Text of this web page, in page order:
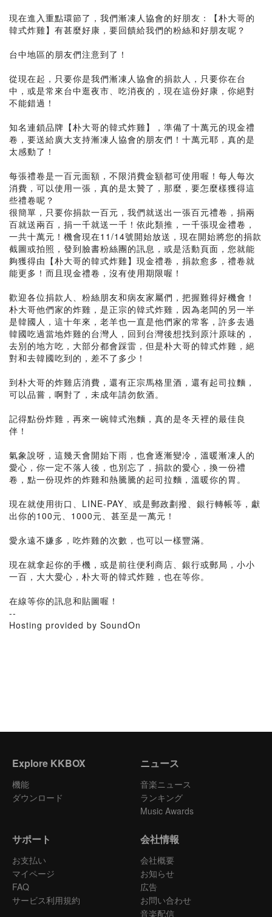
現在進入重點環節了，我們漸凍人協會的好朋友：【朴大哥的
韓式炸雞】有甚麼好康，要回饋給我們的粉絲和好朋友呢？
台中地區的朋友們注意到了！
從現在起，只要你是我們漸凍人協會的捐款人，只要你在台
中，或是常來台中逛夜市、吃消夜的，現在這份好康，你絕對
不能錯過！
知名連鎖品牌【朴大哥的韓式炸雞】，準備了十萬元的現金禮
卷，要送給廣大支持漸凍人協會的朋友們！十萬元耶，真的是
太感動了！
每張禮卷是一百元面額，不限消費金額都可使用喔！每人每次
消費，可以使用一張，真的是太贊了，那麼，要怎麼樣獲得這
些禮卷呢？
很簡單，只要你捐款一百元，我們就送出一張百元禮卷，捐兩
百就送兩百，捐一千就送一千！依此類推，一千張現金禮卷，
一共十萬元！機會現在11/14號開始放送，現在開始將您的捐款
截圖或拍照，發到臉書粉絲團的訊息，或是活動頁面，您就能
夠獲得由【朴大哥的韓式炸雞】現金禮卷，捐款愈多，禮卷就
能更多！而且現金禮卷，沒有使用期限喔！
歡迎各位捐款人、粉絲朋友和病友家屬們，把握難得好機會！
朴大哥他們家的炸雞，是正宗的韓式炸雞，因為老闆的另一半
是韓國人，這十年來，老羊也一直是他們家的常客，許多去過
韓國吃過當地炸雞的台灣人，回到台灣後想找到原汁原味的，
去別的地方吃，大部分都會踩雷，但是朴大哥的韓式炸雞，絕
對和去韓國吃到的，差不了多少！
到朴大哥的炸雞店消費，還有正宗馬格里酒，還有起司拉麵，
可以品嘗，啊對了，未成年請勿飲酒。
記得點份炸雞，再來一碗韓式泡麵，真的是冬天裡的最佳良
伴！
氣象說呀，這幾天會開始下雨，也會逐漸變冷，溫暖漸凍人的
愛心，你一定不落人後，也別忘了，捐款的愛心，換一份禮
卷，點一份現炸的炸雞和熱騰騰的起司拉麵，溫暖你的胃。
現在就使用街口、LINE-PAY、或是郵政劃撥、銀行轉帳等，獻
出你的100元、1000元、甚至是一萬元！
愛永遠不嫌多，吃炸雞的次數，也可以一樣豐滿。
現在就拿起你的手機，或是前往便利商店、銀行或郵局，小小
一百，大大愛心，朴大哥的韓式炸雞，也在等你。
在線等你的訊息和貼圖喔！
--
Hosting provided by SoundOn
Explore KKBOX
機能
ダウンロード
ニュース
音楽ニュース
ランキング
Music Awards
サポート
お支払い
マイページ
FAQ
サービス利用規約
会社情報
会社概要
お知らせ
広告
お問い合わせ
音楽配信